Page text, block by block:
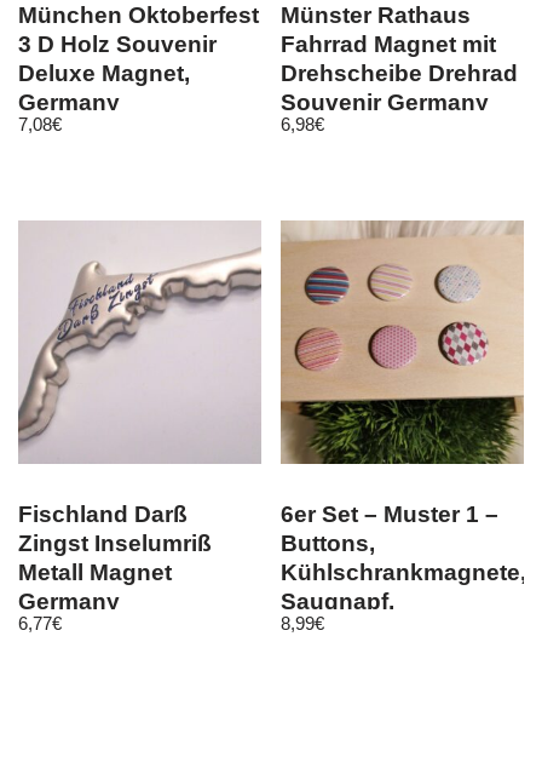
München Oktoberfest
3 D Holz Souvenir
Deluxe Magnet,
Germany
Deutschland, Neu
7,08€
Münster Rathaus
Fahrrad Magnet mit
Drehscheibe Drehrad
Souvenir Germany
6,98€
Fischland Darß
Zingst Inselumriß
Metall Magnet
Germany
Deutschland
6,77€
6er Set – Muster 1 –
Buttons,
Kühlschrankmagnete,
Saugnapf,
Kleidermagnet
8,99€